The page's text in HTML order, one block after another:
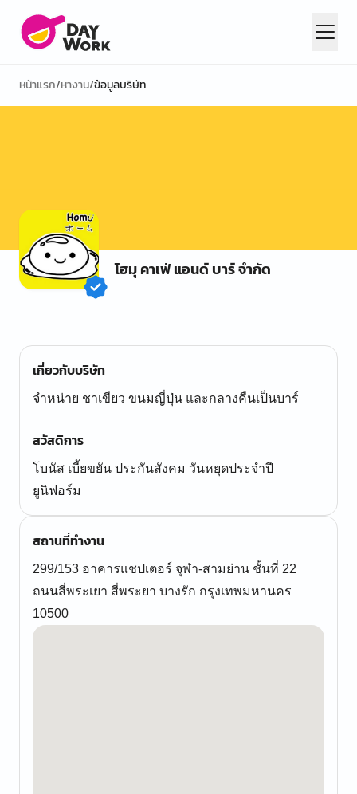
หน้าแรก/หางาน/ข้อมูลบริษัท
โฮมุ คาเฟ่ แอนด์ บาร์ จำกัด
เกี่ยวกับบริษัท
จำหน่าย ชาเขียว ขนมญี่ปุ่น และกลางคืนเป็นบาร์
สวัสดิการ
โบนัส เบี้ยขยัน ประกันสังคม วันหยุดประจำปี
ยูนิฟอร์ม
สถานที่ทำงาน
299/153 อาคารแชปเตอร์ จุฬา-สามย่าน ชั้นที่ 22
ถนนสี่พระเยา สี่พระยา บางรัก กรุงเทพมหานคร
10500